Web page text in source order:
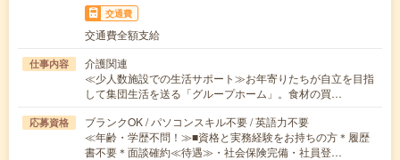
交通費
交通費全額支給
仕事内容
介護関連
≪少人数施設での生活サポート≫お年寄りたちが自立を目指
して集団生活を送る「グループホーム」。食材の買…
応募資格
ブランクOK / パソコンスキル不要 / 英語力不要
≪年齢・学歴不問！≫■資格と実務経験をお持ちの方＊履歴
書不要＊面談確約≪待遇≫・社会保険完備・社員登…